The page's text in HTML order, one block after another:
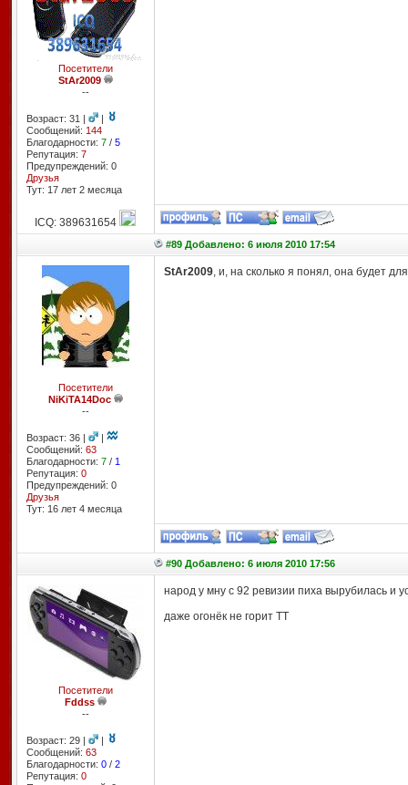
Посетители
StAr2009
--
Возраст: 31 |
|
Сообщений: 144
Благодарности: 7/ 5
Репутация: 7
Предупреждений: 0
Друзья
Тут: 17 лет 2 месяцa
ICQ: 389631654
#89 Добавлено: 6 июля 2010 17:54
Посетители
NiKiTA14Doc
--
Возраст: 36 |
|
Сообщений: 63
Благодарности: 7/ 1
Репутация: 0
Предупреждений: 0
Друзья
Тут: 16 лет 4 месяцa
StAr2009, и, на сколько я понял, она будет
#90 Добавлено: 6 июля 2010 17:56
Посетители
Fddss
--
Возраст: 29 |
|
Сообщений: 63
Благодарности: 0/ 2
Репутация: 0
народ у мну с 92 ревизии пиха вырубилась и
даже огонёк не горит ТТ